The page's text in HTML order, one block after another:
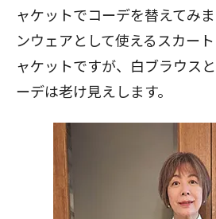
ャケットでコーデを替えてみ
ンウェアとして使えるスカー
ャケットですが、白ブラウス
ーデは老け見えします。